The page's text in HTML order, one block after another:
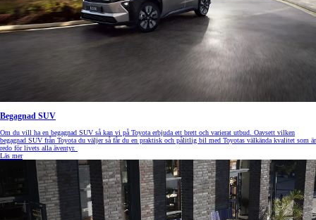
Begagnad SUV
Om du vill ha en begagnad SUV så kan vi på Toyota erbjuda ett brett och varierat utbud. Oavsett vilken
begagnad SUV från Toyota du väljer så får du en praktisk och pålitlig bil med Toyotas välkända kvalitet som är
redo för livets alla äventyr.
Läs mer